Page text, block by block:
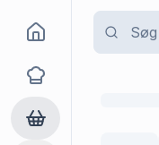
Goma
Opskrifter
Dagligvarer